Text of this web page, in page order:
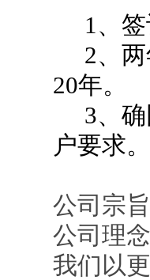
1、签
2、两
20年。
3、确
户要求。
公司宗
公司理
我们以